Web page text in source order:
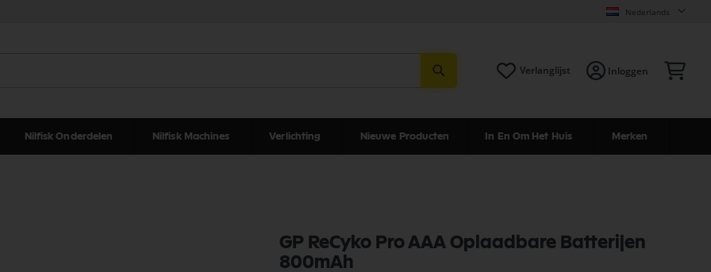
Nederlands
Verlanglijst Inloggen
Nilfisk Onderdelen Nilfisk Machines Verlichting Nieuwe Producten In En Om Het Huis Merken
GP ReCyko Pro AAA Oplaadbare Batterijen
800mAh